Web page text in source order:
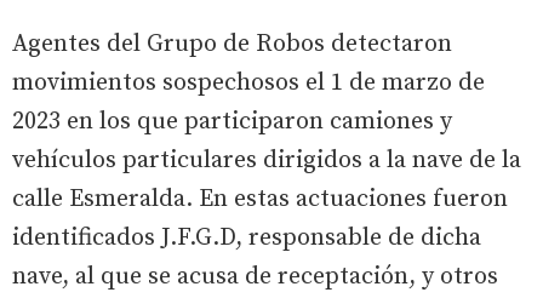
Agentes del Grupo de Robos detectaron
movimientos sospechosos el 1 de marzo de
2023 en los que participaron camiones y
vehículos particulares dirigidos a la nave de la
calle Esmeralda. En estas actuaciones fueron
identificados J.F.G.D, responsable de dicha
nave, al que se acusa de receptación, y otros